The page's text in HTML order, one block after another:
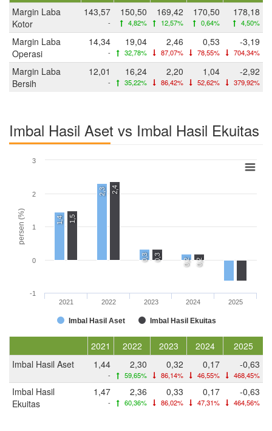
Margin Laba
Kotor
143,57
-
150,50
4,82%
169,42
12,57%
170,50
0,64%
178,18
4,50%
Margin Laba
Operasi
14,34
-
19,04
32,78%
2,46
87,07%
0,53
78,55%
-3,19
704,34%
Margin Laba
Bersih
12,01
-
16,24
35,22%
2,20
86,42%
1,04
52,62%
-2,92
379,92%
Imbal Hasil Aset vs Imbal Hasil Ekuitas
persen (%) 1,4
2,3
0,3
0,2
1,5
2,4
0,3
0,2
Imbal Hasil Aset Imbal Hasil Ekuitas
2021 2022 2023 2024 2025
-1
0
1
2
3
2021 2022 2023 2024
2025
Imbal Hasil Aset
1,44
-
2,30
59,65%
0,32
86,14%
0,17
46,55%
-0,63
468,45%
Imbal Hasil
Ekuitas
1,47
-
2,36
60,36%
0,33
86,02%
0,17
47,31%
-0,63
464,56%